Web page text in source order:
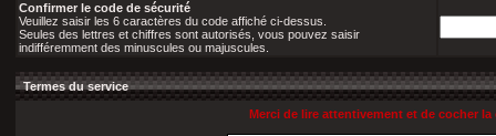
Confirmer le code de sécurité
Veuillez saisir les 6 caractères du code affiché ci-dessus.
Seules des lettres et chiffres sont autorisés, vous pouvez saisir
indifféremment des minuscules ou majuscules.
Termes du service
Merci de lire attentivement et de cocher